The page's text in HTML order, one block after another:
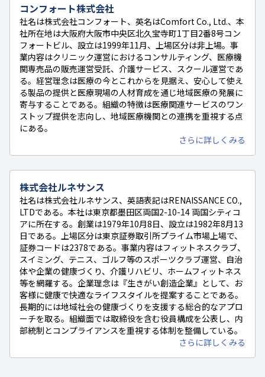
コンフォート株式会社
社名は株式会社コンフォート、英名はComfort Co., Ltd.、本
社所在地は大阪府大阪市中央区北久宝寺町1丁目2番8号コン
フォートビル、設立は1999年11月、上場区分は非上場。事
業内容はクリニック運営におけるコンサルティング、医療機
関専売品の販売運営受託、介護サービス、スクール運営であ
る。経営理念は医療の今とこれからを見据え、安心して使え
る製品の提供と医療現場の人材育成を通じ地域医療の発展に
寄与することである。組織の特徴は医療関連サービスのワン
ストップ提供を志向し、地域医療機関との連携を重視する点
にある。
さらに詳しくみる
株式会社ルネサンス
社名は株式会社ルネサンス、英語表記はRENAISSANCE CO.,
LTDである。本社は東京都墨田区両国2-10-14 両国シティコ
アに所在する。創業は1979年10月8日、設立は1982年8月13
日である。上場区分は東京証券取引所プライム市場上場で、
証券コードは2378である。事業内容はフィットネスクラブ、
スイミング、テニス、ゴルフ等のスポーツクラブ運営、自治
体や企業の健康づくり、介護リハビリ、ホームフィットネス
等を網羅する。企業理念は『生きがい創造企業』として、お
客様に健康で快適なライフスタイルを提案することである。
長期的には地域社会の健康づくりを支援する総合的なアプロ
ーチを取る。組織面では取締役を含む役員構成を公表し、内
部統制とコンプライアンスを重視する体制を整備している。
さらに詳しくみる